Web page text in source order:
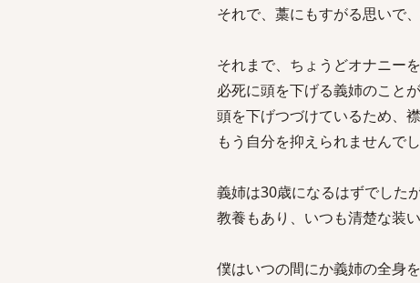
それで、藁にもすがる思いで
それまで、ちょうどオナニー
必死に頭を下げる義姉のこと
頭を下げつづけているため、
もう自分を抑えられませんでし
義姉は30歳になるはずでした
教養もあり、いつも清楚な装
僕はいつの間にか義姉の全身